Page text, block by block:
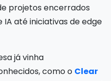
projetos encerrados
até iniciativas de edge
já vinha
como o Clear